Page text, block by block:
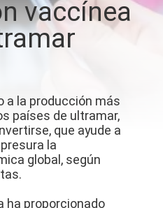
vaccínea
a la producción más
países de ultramar,
que ayude a
la
global, según
ha proporcionado